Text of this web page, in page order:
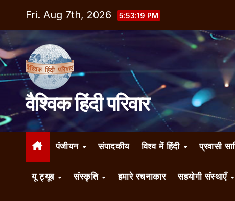
content
Fri. Aug 7th, 2026 5:53:20 PM
वैश्विक हिंदी परिवार
पंजीयन संपादकीय विश्व में हिंदी प्रवासी
यू ट्यूब संस्कृति हमारे रचनाकार सहयोगी संस्थाएँ